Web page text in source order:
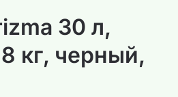
30 л,
кг, черный,